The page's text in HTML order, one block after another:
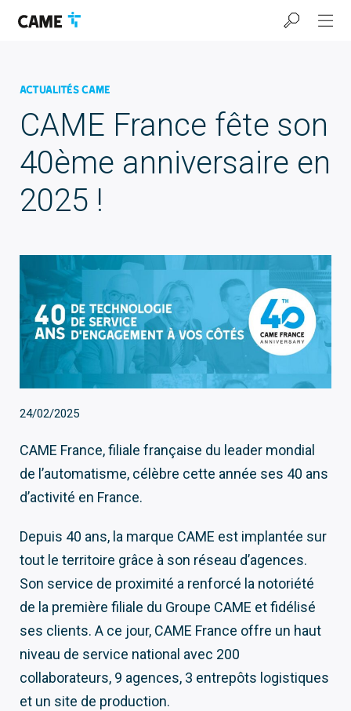
navigation
Actualités CAME
CAME France fête son
40ème anniversaire en
2025 !
24/02/2025
CAME France, filiale française du leader mondial
de l’automatisme, célèbre cette année ses 40 ans
d’activité en France.
Depuis 40 ans, la marque CAME est implantée sur
tout le territoire grâce à son réseau d’agences.
Son service de proximité a renforcé la notoriété
de la première filiale du Groupe CAME et fidélisé
ses clients. A ce jour, CAME France offre un haut
niveau de service national avec 200
collaborateurs, 9 agences, 3 entrepôts logistiques
et un site de production.